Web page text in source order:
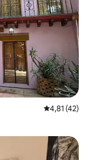
4,81 de uma
4,81 (42)